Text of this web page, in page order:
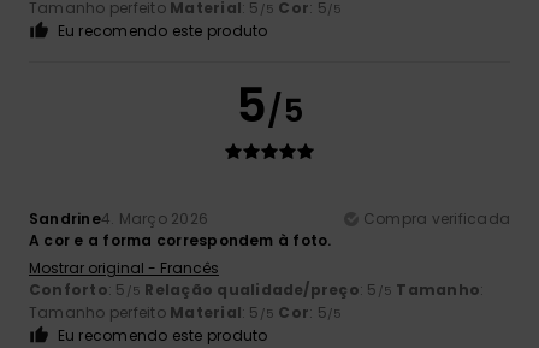
Tamanho perfeito Material: 5 /5 Cor: 5/5
Eu recomendo este produto
5/5
Sandrine4. Março 2026
Compra verificada
A cor e a forma correspondem à foto.
Mostrar original - Francês
Conforto: 5 /5 Relação qualidade/preço: 5 /5 Tamanho:
Tamanho perfeito Material: 5 /5 Cor: 5/5
Eu recomendo este produto